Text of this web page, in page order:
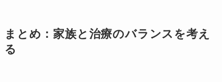
まとめ：家族と治療のバランスを考え
る